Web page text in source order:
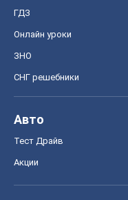
ГДЗ
Онлайн уроки
ЗНО
СНГ решебники
Авто
Тест Драйв
Акции